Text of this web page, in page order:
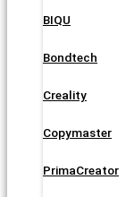
BIQU
Bondtech
Creality
Copymaster
PrimaCreator